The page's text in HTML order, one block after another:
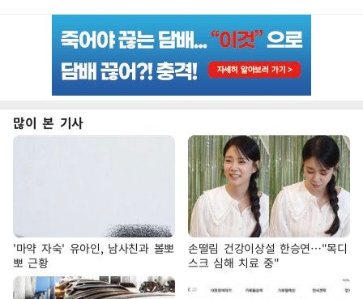
많이 본 기사
'마약 자숙' 유아인, 남사친과 볼뽀
뽀 근황
손떨림 건강이상설 한승연…"목디
스크 심해 치료 중"